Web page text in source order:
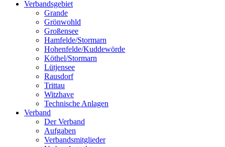
Verbandsgebiet
Grande
Grönwohld
Großensee
Hamfelde/Stormarn
Hohenfelde/Kuddewörde
Köthel/Stormarn
Lütjensee
Rausdorf
Trittau
Witzhave
Technische Anlagen
Verband
Der Verband
Aufgaben
Verbandsmitglieder